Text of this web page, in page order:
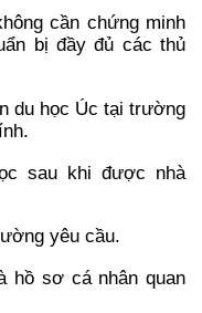
cần chứng minh
bị đầy đủ các thủ
du học Úc tại trường
sau khi được nhà
yêu cầu.
hồ sơ cá nhân quan